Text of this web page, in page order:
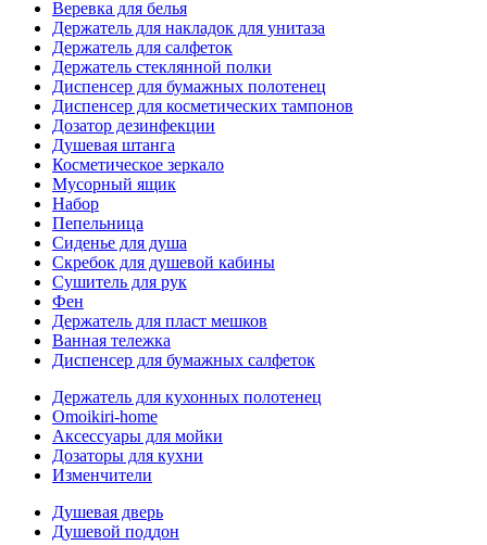
Веревка для белья
Держатель для накладок для унитаза
Держатель для салфеток
Держатель стеклянной полки
Диспенсер для бумажных полотенец
Диспенсер для косметических тампонов
Дозатор дезинфекции
Душевая штанга
Косметическое зеркало
Мусорный ящик
Набор
Пепельница
Сиденье для душа
Скребок для душевой кабины
Сушитель для рук
Фен
Держатель для пласт мешков
Ванная тележка
Диспенсер для бумажных салфеток
Держатель для кухонных полотенец
Omoikiri-home
Аксессуары для мойки
Дозаторы для кухни
Изменчители
Душевая дверь
Душевой поддон